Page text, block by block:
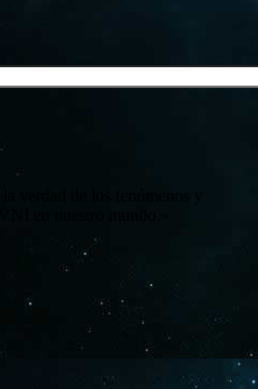
verdad de los fenómenos y